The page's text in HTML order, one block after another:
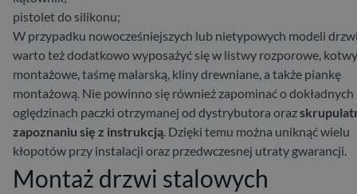
pistolet do silikonu;
W przypadku nowocześniejszych lub nietypowych modeli
warto też dodatkowo wyposażyć się w listwy rozporowe, kotwy
montażowe, taśmę malarską, kliny drewniane, a także piankę
montażową. Nie powinno się również zapominać o dokładnych
oględzinach paczki otrzymanej od dystrybutora oraz
zapoznaniu się z instrukcją. Dzięki temu można uniknąć wielu
kłopotów przy instalacji oraz przedwczesnej utraty gwarancji.
Montaż drzwi stalowych